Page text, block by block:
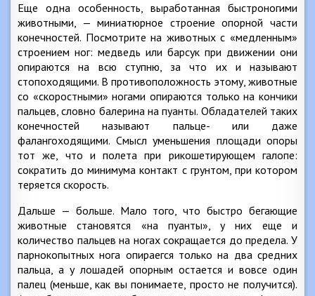
Еще одна особенность, выработанная быстроногими
животными, — миниатюрное строение опорной части
конечностей. Посмотрите на животных с «медленным»
строением ног: медведь или барсук при движении они
опираются на всю ступню, за что их и называют
стопоходящими. В противоположность этому, животные
со «скоростными» ногами опираются только на кончики
пальцев, словно балерина на пуанты. Обладателей таких
конечностей называют пальце- или даже
фалангоходящими. Смысл уменьшения площади опоры
тот же, что и полета при рикошетирующем галопе:
сократить до минимума контакт с грунтом, при котором
теряется скорость.
Дальше — больше. Мало того, что быстро бегающие
животные становятся «на пуанты», у них еще и
количество пальцев на ногах сокращается до предела. У
парнокопытных нога опираегся только на два средних
пальца, а у лошадей опорным остается и вовсе один
палец (меньше, как вы понимаете, просто не получится).